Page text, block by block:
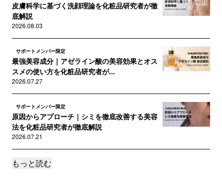
皮膚科学に基づく洗顔理論を化粧品研究者が徹
底解説
2026.08.03
サポートメンバー限定
最強美容成分｜アゼライン酸の美容効果とオス
スメの使い方を化粧品研究者が...
2026.07.27
サポートメンバー限定
原因からアプローチ｜シミを徹底改善する美容
法を化粧品研究者が徹底解説
2026.07.21
サポートメンバー限定
もっと読む